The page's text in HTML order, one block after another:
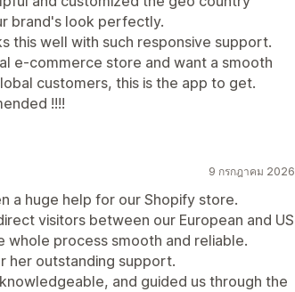
brand's look perfectly.
this well with such responsive support.
e-commerce store and want a smooth
customers, this is the app to get.
!!!!
9 กรกฎาคม 2026
a huge help for our Shopify store.
visitors between our European and US
whole process smooth and reliable.
her outstanding support.
and guided us through the